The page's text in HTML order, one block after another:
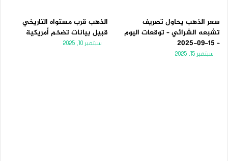
سعر الذهب يحاول تصريف
تشبعه الشرائي – توقعات اليوم
– 15-09-2025
سبتمبر 15, 2025
الذهب قرب مستواه التاريخي
قبيل بيانات تضخم أمريكية
سبتمبر 10, 2025